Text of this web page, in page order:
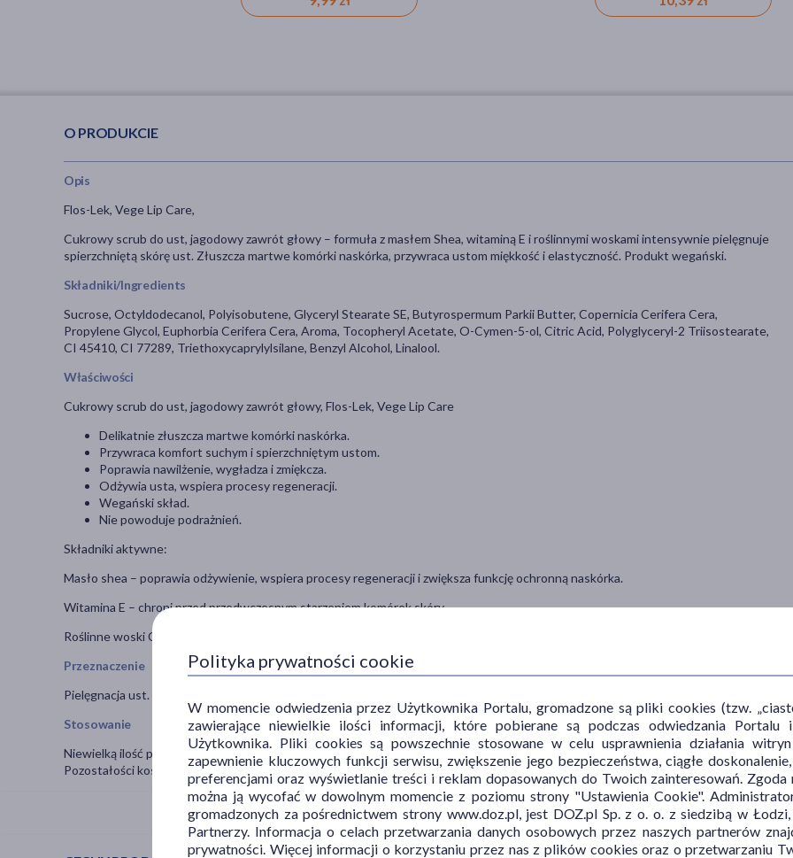
O PRODUKCIE
Opis
Flos-Lek, Vege Lip Care,
Cukrowy scrub do ust, jagodowy zawrót głowy – formuła z masłem Shea, witaminą E i roślinnymi woskami intensywnie pielęgnuje
spierzchniętą skórę ust. Złuszcza martwe komórki naskórka, przywraca ustom miękkość i elastyczność. Produkt wegański.
Składniki/Ingredients
Sucrose, Octyldodecanol, Polyisobutene, Glyceryl Stearate SE, Butyrospermum Parkii Butter, Copernicia Cerifera Cera,
Propylene Glycol, Euphorbia Cerifera Cera, Aroma, Tocopheryl Acetate, O-Cymen-5-ol, Citric Acid, Polyglyceryl-2 Triisostearate,
CI 45410, CI 77289, Triethoxycaprylylsilane, Benzyl Alcohol, Linalool.
Właściwości
Cukrowy scrub do ust, jagodowy zawrót głowy, Flos-Lek, Vege Lip Care
Delikatnie złuszcza martwe komórki naskórka.
Przywraca komfort suchym i spierzchniętym ustom.
Poprawia nawilżenie, wygładza i zmiękcza.
Odżywia usta, wspiera procesy regeneracji.
Wegański skład.
Nie powoduje podrażnień.
Składniki aktywne:
Masło shea – poprawia odżywienie, wspiera procesy regeneracji i zwiększa funkcję ochronną naskórka.
Witamina E – chroni przed przedwczesnym starzeniem komórek skóry.
Roślinne woski Carnauba i Candelilla – działają natłuszczająco, przywracają skórze miękkość i elastyczność.
Przeznaczenie
Pielęgnacja ust.
Stosowanie
Niewielką ilość produktu rozprowadzić na ustach, masować wykonując koliste ruchu do momentu rozpuszczenia cukru.
Pozostałości kosmetyku usunąć przy użyciu wacika. Stosować 2-3 razy w tygodniu.
Polityka prywatności cookie
W momencie odwiedzenia przez Użytkownika Portalu, gromadzone są pliki cookies (tzw.
zawierające niewielkie ilości informacji, które pobierane są podczas odwiedzania Portalu
Użytkownika. Pliki cookies są powszechnie stosowane w celu usprawnienia działania
zapewnienie kluczowych funkcji serwisu, zwiększenie jego bezpieczeństwa, ciągłe
preferencjami oraz wyświetlanie treści i reklam dopasowanych do Twoich zainteresowań.
można ją wycofać w dowolnym momencie z poziomu strony "Ustawienia Cookie".
gromadzonych za pośrednictwem strony www.doz.pl, jest DOZ.pl Sp. z o. o. z siedzibą w
Partnerzy. Informacja o celach przetwarzania danych osobowych przez naszych partnerów
prywatności. Więcej informacji o korzystaniu przez nas z plików cookies oraz o przetwarzaniu